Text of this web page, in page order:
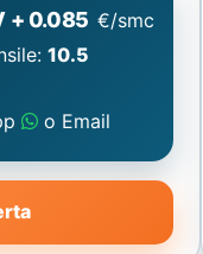
+ 0.085 €/smc
10.5
o Email